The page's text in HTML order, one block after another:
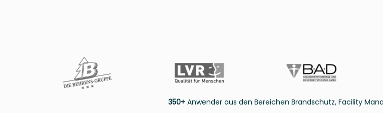
350+Anwender aus den Bereichen Brandschutz, Facility